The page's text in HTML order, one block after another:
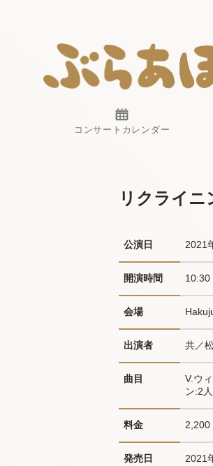
コンサートカレンダー
リクライニ
公演日 2021
開演時間 10:30
会場
出演者 共／
曲目
V.ウ
ン:2
料金 2,200
発売日 2021